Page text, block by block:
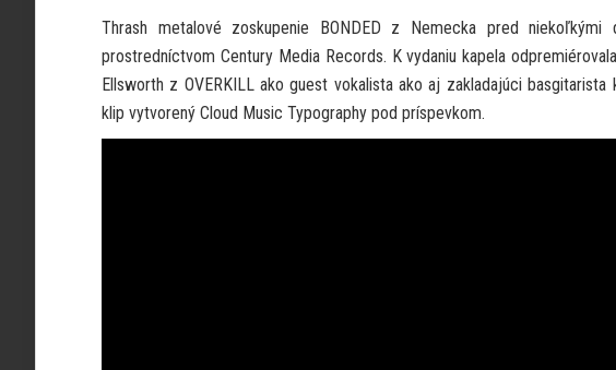
Thrash metalové zoskupenie BONDED z Nemecka pred
prostredníctvom Century Media Records. K vydaniu kapela
Ellsworth z OVERKILL ako guest vokalista ako aj zakladajúci basgitarista
klip vytvorený Cloud Music Typography pod príspevkom.